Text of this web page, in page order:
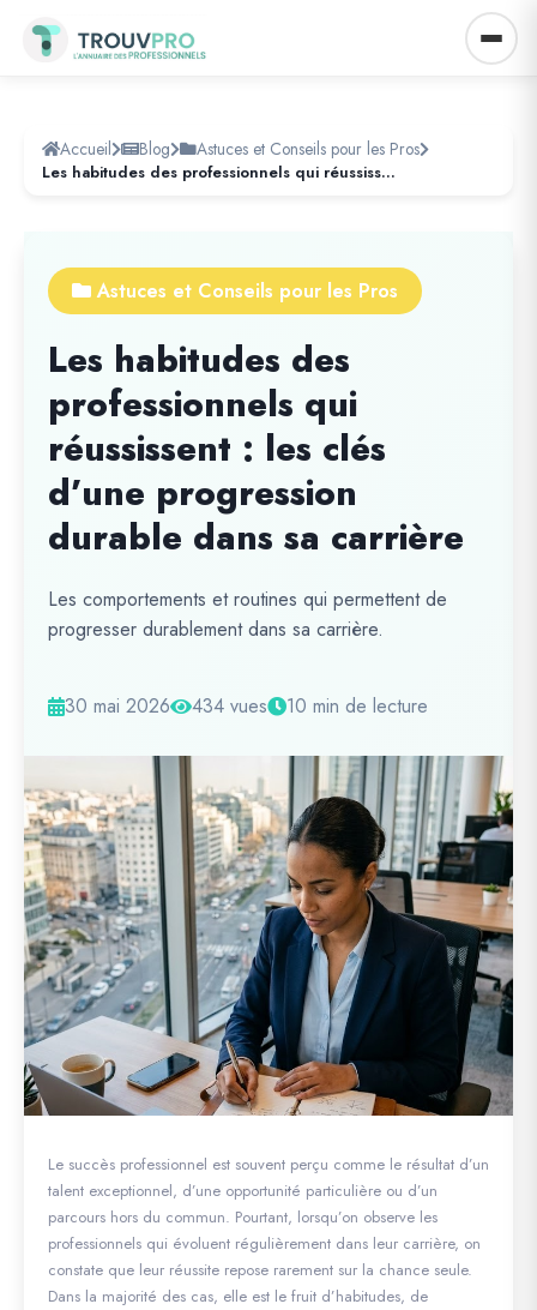
Accueil Blog Astuces et Conseils pour les Pros
Les habitudes des professionnels qui réussissent : les clés d’une progression durable dans sa carrière
Astuces et Conseils pour les Pros
Les habitudes des
professionnels qui
réussissent : les clés
d’une progression
durable dans sa carrière
Les comportements et routines qui permettent de
progresser durablement dans sa carrière.
30 mai 2026 434 vues 10 min de lecture
Le succès professionnel est souvent perçu comme le résultat d’un
talent exceptionnel, d’une opportunité particulière ou d’un
parcours hors du commun. Pourtant, lorsqu’on observe les
professionnels qui évoluent régulièrement dans leur carrière, on
constate que leur réussite repose rarement sur la chance seule.
Dans la majorité des cas, elle est le fruit d’habitudes, de